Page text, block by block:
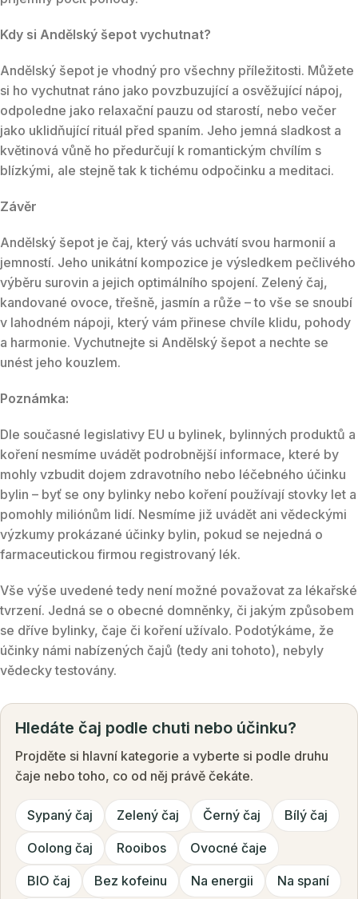
Kdy si Andělský šepot vychutnat?
Andělský šepot je vhodný pro všechny příležitosti. Můžete
si ho vychutnat ráno jako povzbuzující a osvěžující nápoj,
odpoledne jako relaxační pauzu od starostí, nebo večer
jako uklidňující rituál před spaním. Jeho jemná sladkost a
květinová vůně ho předurčují k romantickým chvílím s
blízkými, ale stejně tak k tichému odpočinku a meditaci.
Závěr
Andělský šepot je čaj, který vás uchvátí svou harmonií a
jemností. Jeho unikátní kompozice je výsledkem pečlivého
výběru surovin a jejich optimálního spojení. Zelený čaj,
kandované ovoce, třešně, jasmín a růže – to vše se snoubí
v lahodném nápoji, který vám přinese chvíle klidu, pohody
a harmonie. Vychutnejte si Andělský šepot a nechte se
unést jeho kouzlem.
Poznámka:
Dle současné legislativy EU u bylinek, bylinných produktů a
koření nesmíme uvádět podrobnější informace, které by
mohly vzbudit dojem zdravotního nebo léčebného účinku
bylin – byť se ony bylinky nebo koření používají stovky let a
pomohly miliónům lidí. Nesmíme již uvádět ani vědeckými
výzkumy prokázané účinky bylin, pokud se nejedná o
farmaceutickou firmou registrovaný lék.
Vše výše uvedené tedy není možné považovat za lékařské
tvrzení. Jedná se o obecné domněnky, či jakým způsobem
se dříve bylinky, čaje či koření užívalo. Podotýkáme, že
účinky námi nabízených čajů (tedy ani tohoto), nebyly
vědecky testovány.
Hledáte čaj podle chuti nebo účinku?
Projděte si hlavní kategorie a vyberte si podle druhu
čaje nebo toho, co od něj právě čekáte.
Sypaný čaj Zelený čaj Černý čaj Bílý čaj
Oolong čaj Rooibos Ovocné čaje
BIO čaj Bez kofeinu Na energii Na spaní